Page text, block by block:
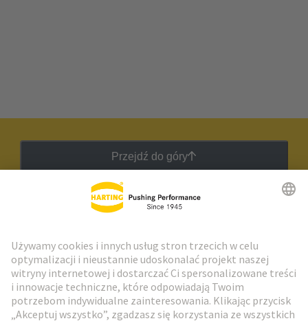
Przejdź do góry
Przejdź do rejestracji